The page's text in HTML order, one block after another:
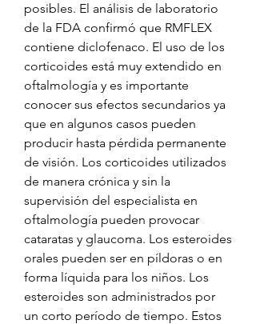
posibles. El análisis de laboratorio
de la FDA confirmó que RMFLEX
contiene diclofenaco. El uso de los
corticoides está muy extendido en
oftalmología y es importante
conocer sus efectos secundarios ya
que en algunos casos pueden
producir hasta pérdida permanente
de visión. Los corticoides utilizados
de manera crónica y sin la
supervisión del especialista en
oftalmología pueden provocar
cataratas y glaucoma. Los esteroides
orales pueden ser en píldoras o en
forma líquida para los niños. Los
esteroides son administrados por
un corto período de tiempo. Estos